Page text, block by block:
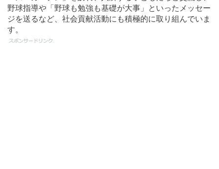
野球指導や「野球も勉強も基礎が大事」といったメッセー
ジを送るなど、社会貢献活動にも積極的に取り組んでいま
す。